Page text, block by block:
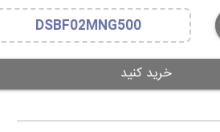
DSBF02MNG500
خرید کنید